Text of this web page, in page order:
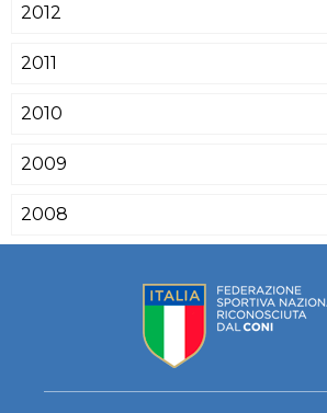
2012
2011
2010
2009
2008